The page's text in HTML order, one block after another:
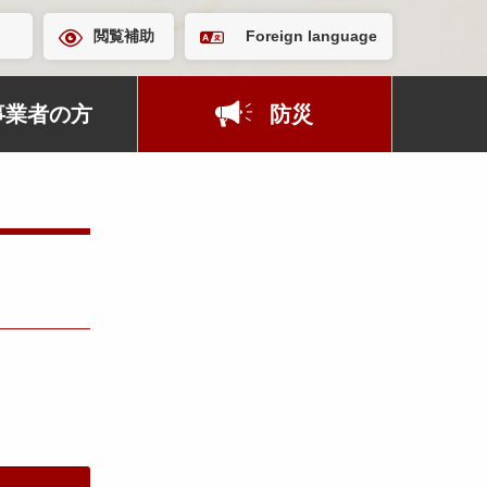
閲覧補助 Foreign language
業者の方 防災